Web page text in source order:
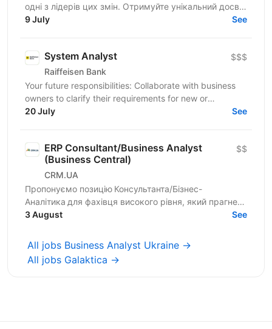
одні з лідерів цих змін. Отримуйте унікальний досвід
роботи в компанії професіоналів, які встановлюють...
9 July See
System Analyst
Raiffeisen Bank
$$$
Your future responsibilities: Collaborate with business
owners to clarify their requirements for new or
enhanced business processes/products Identify and...
20 July See
ERP Consultant/Business Analyst
(Business Central)
CRM.UA
$$
Пропонуємо позицію Консультанта/Бізнес-
Аналітика для фахівця високого рівня, який прагне
створювати унікальні продукти для компаній
3 August See
All jobs Business Analyst Ukraine →
All jobs Galaktica →